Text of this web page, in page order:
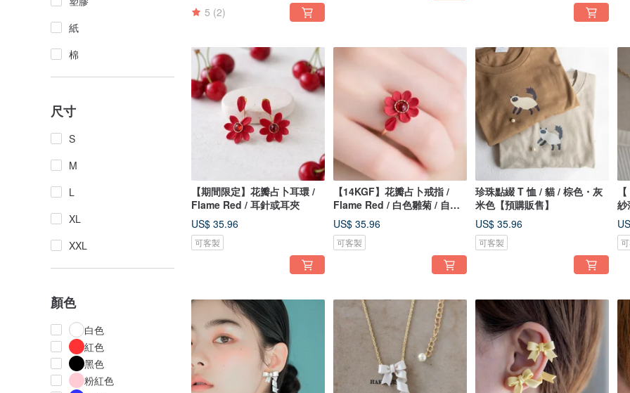
紙
棉
尺寸
S
M
L
XL
XXL
顏色
白色
紅色
黑色
粉紅色
5 (2)
【期間限定】花瓣占卜耳環 /
Flame Red / 耳針或耳夾
US$ 35.96
可客製
【14KGF】花瓣占卜戒指 /
Flame Red / 白色雛菊 / 自由
戒圍
US$ 35.96
可客製
珍珠點綴 T 恤 / 貓 / 棕色・灰
米色【預購販售】
US$ 35.96
可客製
紗